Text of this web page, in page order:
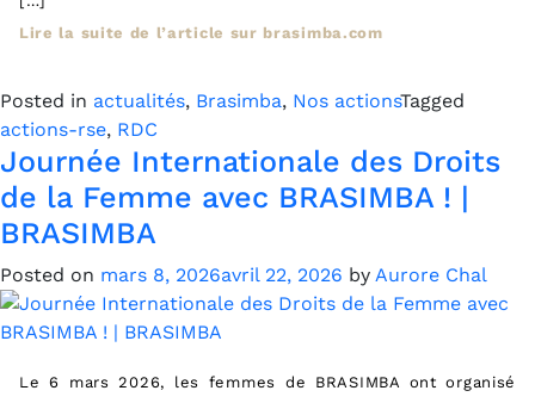
Lire la suite de l’article sur brasimba.com
Posted in actualités, Brasimba, Nos actionsTagged
actions-rse, RDC
Journée Internationale des Droits
de la Femme avec BRASIMBA ! |
BRASIMBA
Posted on mars 8, 2026avril 22, 2026 by Aurore Chal
Le 6 mars 2026, les femmes de BRASIMBA ont organisé